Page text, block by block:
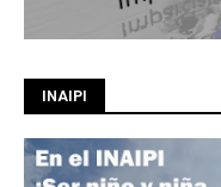
INAIPI